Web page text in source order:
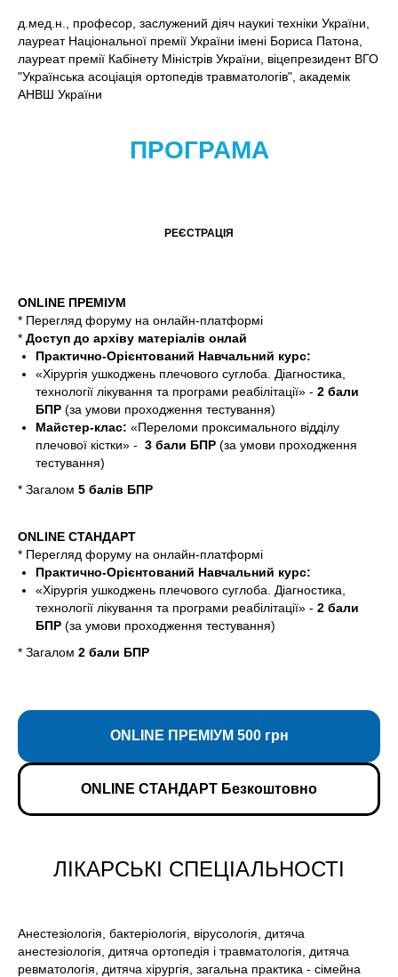
д.мед.н., професор, заслужений діяч наукиі техніки України,
лауреат Національної премії України імені Бориса Патона,
лауреат премії Кабінету Міністрів України, віцепрезидент ВГО
"Українська асоціація ортопедів травматологів", академік
АНВШ України
ПРОГРАМА
РЕЄСТРАЦІЯ
ONLINE ПРЕМІУМ
* Перегляд форуму на онлайн-платформі
* Доступ до архіву матеріалів онлай
Практично-Орієнтований Навчальний курс:
«Хірургія ушкоджень плечового суглоба. Діагностика,
технології лікування та програми реабілітації» - 2 бали
БПР (за умови проходження тестування)
Майстер-клас: «Переломи проксимального відділу
плечової кістки» - 3 бали БПР (за умови проходження
тестування)
* Загалом 5 балів БПР
ONLINE СТАНДАРТ
* Перегляд форуму на онлайн-платформі
Практично-Орієнтований Навчальний курс:
«Хірургія ушкоджень плечового суглоба. Діагностика,
технології лікування та програми реабілітації» - 2 бали
БПР (за умови проходження тестування)
* Загалом 2 бали БПР
ONLINE ПРЕМІУМ 500 грн
ONLINE СТАНДАРТ Безкоштовно
ЛІКАРСЬКІ СПЕЦІАЛЬНОСТІ
Анестезіологія, бактеріологія, вірусологія, дитяча
анестезіологія, дитяча ортопедія і травматологія, дитяча
ревматологія, дитяча хірургія, загальна практика - сімейна